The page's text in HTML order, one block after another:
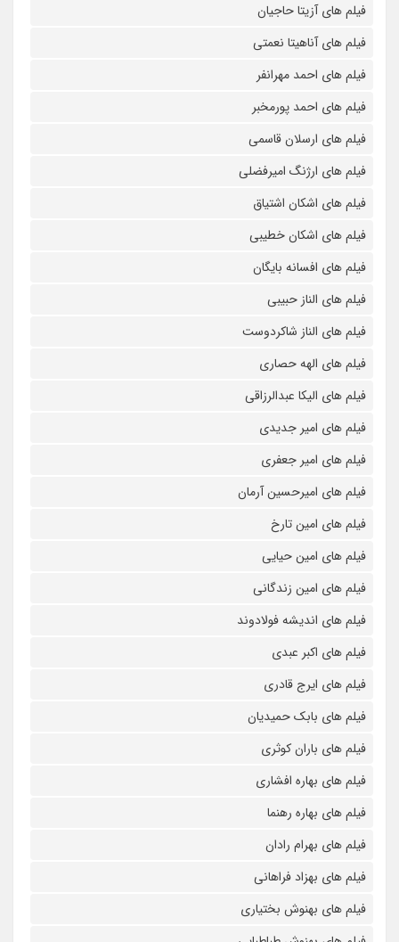
فیلم های آزیتا حاجیان
فیلم های آناهیتا نعمتی
فیلم های احمد مهرانفر
فیلم های احمد پورمخبر
فیلم های ارسلان قاسمی
فیلم های ارژنگ امیرفضلی
فیلم های اشکان اشتیاق
فیلم های اشکان خطیبی
فیلم های افسانه بایگان
فیلم های الناز حبیبی
فیلم های الناز شاکردوست
فیلم های الهه حصاری
فیلم های الیکا عبدالرزاقی
فیلم های امیر جدیدی
فیلم های امیر جعفری
فیلم های امیرحسین آرمان
فیلم های امین تارخ
فیلم های امین حیایی
فیلم های امین زندگانی
فیلم های اندیشه فولادوند
فیلم های اکبر عبدی
فیلم های ایرج قادری
فیلم های بابک حمیدیان
فیلم های باران کوثری
فیلم های بهاره افشاری
فیلم های بهاره رهنما
فیلم های بهرام رادان
فیلم های بهزاد فراهانی
فیلم های بهنوش بختیاری